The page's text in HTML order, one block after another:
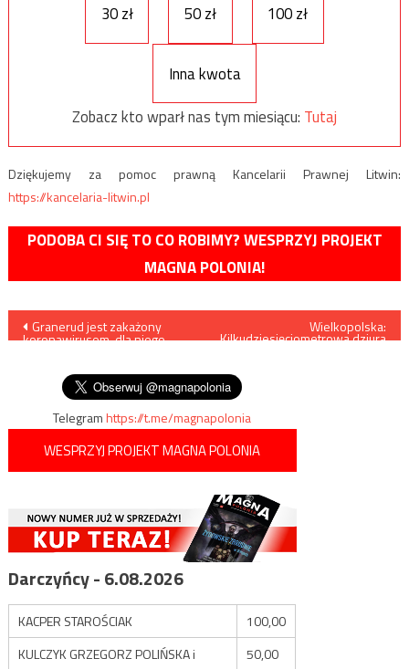
30 zł
50 zł 100 zł
Inna kwota
Zobacz kto wparł nas tym miesiącu: Tutaj
Dziękujemy za pomoc prawną Kancelarii Prawnej Litwin:
https://kancelaria-litwin.pl
PODOBA CI SIĘ TO CO ROBIMY? WESPRZYJ PROJEKT
MAGNA POLONIA!
Nawigacja
Granerud jest zakażony
koronawirusem, dla niego
Wielkopolska:
Kilkudziesięciometrowa dziura
Telegramhttps://t.me/magnapolonia
WESPRZYJ PROJEKT MAGNA POLONIA
Darczyńcy - 6.08.2026
KACPER STAROŚCIAK
100,00
KULCZYK GRZEGORZ POLIŃSKA i
50,00